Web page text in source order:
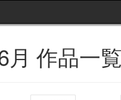
月 作品一覧